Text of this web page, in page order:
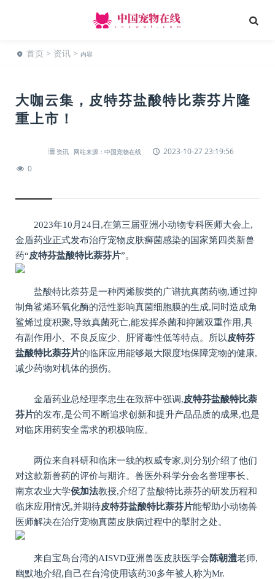
首页 > 资讯 > 内容
大咖云集，皮特芬盐酸特比萘芬片隆
重上市！
资讯 网站来源：中国宠物在线
2023-10-27 23:19:56
0
2023年10月24日,在第三届亚洲小动物专科医师大会上,
金盾药业正式发布治疗宠物皮肤癣菌感染的国家第四类新兽
药“皮特芬盐酸特比萘芬片”。
盐酸特比萘芬是一种丙烯胺类的广谱抗真菌药物,通过抑
制角鲨烯环氧化酶的活性影响真菌细胞膜的生成,同时造成角
鲨烯过度积聚,导致真菌死亡,能发挥杀菌和抑菌双重作用,具
有副作用小、不良反应少、肝肾毒性低等特点。所以 皮特芬
盐酸特比萘芬片的临床应用能够最大限度地保障宠物的健康,
减少药物对机体的损伤。
金盾药业总经理李忠生在致辞中强调,皮特芬盐酸特比萘
芬片的发布,是公司不断追求创新和提升产品品质的成果,也是
对临床用药安全需求的积极响应。
两位来自科研和临床一线的权威专家,则分别介绍了他们
对这款新兽药的评价与期许。兽医外科学分会名誉理事长、
南京农业大学侯加法教授,介绍了盐酸特比萘芬的研发历程和
临床应用情况,并期待皮特芬盐酸特比萘芬片能帮助小动物兽
医师解决在治疗宠物真菌皮肤病过程中的掣肘之处。
来自宝岛台湾的AISVD亚洲兽医皮肤医学会陈朝澧老师,
幽默地介绍,自己在台湾使用该药30多年被人称为Mr.